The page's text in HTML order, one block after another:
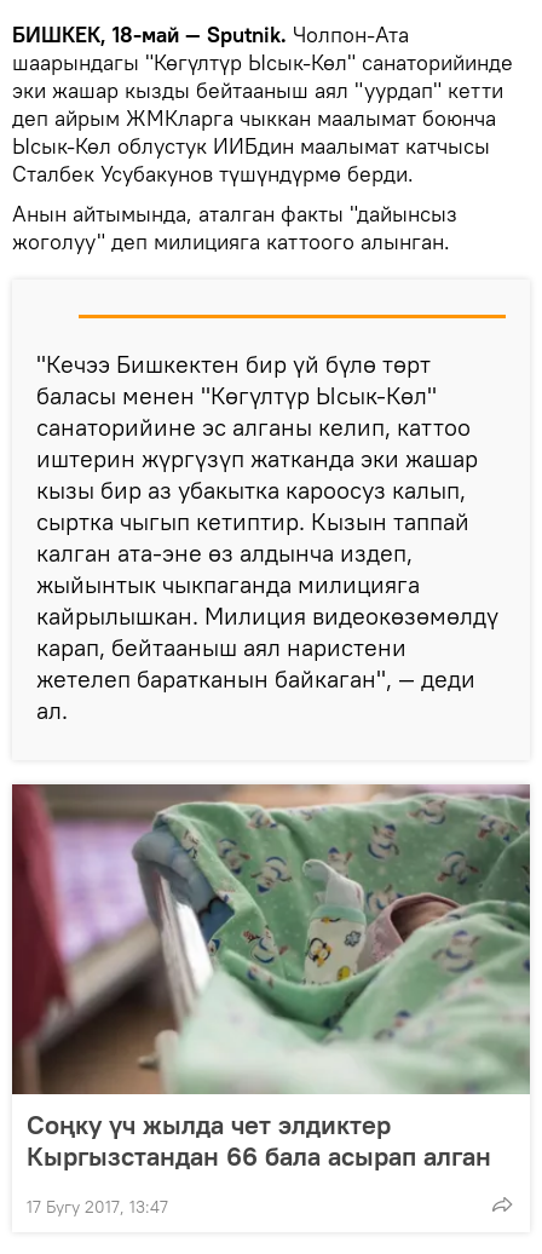
БИШКЕК, 18-май — Sputnik. Чолпон-Ата
шаарындагы "Көгүлтүр Ысык-Көл" санаторийинде
эки жашар кызды бейтааныш аял "уурдап" кетти
деп айрым ЖМКларга чыккан маалымат боюнча
Ысык-Көл облустук ИИБдин маалымат катчысы
Сталбек Усубакунов түшүндүрмө берди.
Анын айтымында, аталган факты "дайынсыз
жоголуу" деп милицияга каттоого алынган.
"Кечээ Бишкектен бир үй бүлө төрт
баласы менен "Көгүлтүр Ысык-Көл"
санаторийине эс алганы келип, каттоо
иштерин жүргүзүп жатканда эки жашар
кызы бир аз убакытка кароосуз калып,
сыртка чыгып кетиптир. Кызын таппай
калган ата-эне өз алдынча издеп,
жыйынтык чыкпаганда милицияга
кайрылышкан. Милиция видеокөзөмөлдү
карап, бейтааныш аял наристени
жетелеп баратканын байкаган", — деди
ал.
Соңку үч жылда чет элдиктер
Кыргызстандан 66 бала асырап алган
17 Бугу 2017, 13:47